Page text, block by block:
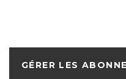
GÉRER LES